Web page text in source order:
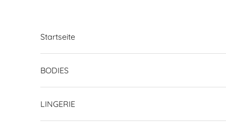
Startseite
BODIES
LINGERIE